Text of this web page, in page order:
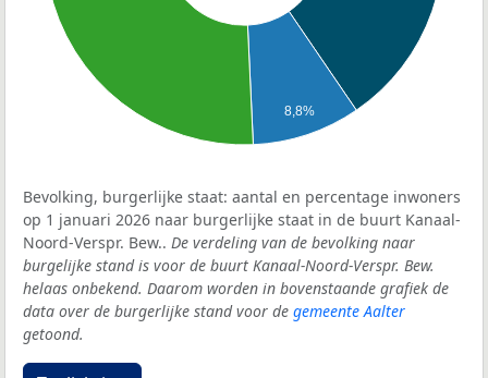
8,8%
Bevolking, burgerlijke staat: aantal en percentage inwoners
op 1 januari 2026 naar burgerlijke staat in de buurt Kanaal-
Noord-Verspr. Bew.. De verdeling van de bevolking naar
burgelijke stand is voor de buurt Kanaal-Noord-Verspr. Bew.
helaas onbekend. Daarom worden in bovenstaande grafiek de
data over de burgerlijke stand voor de gemeente Aalter
getoond.